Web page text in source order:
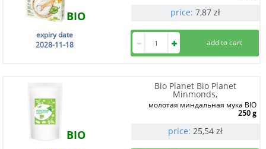
BIO price: 7,87 zł
expiry date
2028-11-18
Bio Planet Bio Planet
Minmonds,
BIO
молотая миндальная мука BIO
250 g
price: 25,54 zł